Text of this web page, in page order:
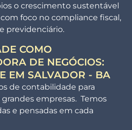
o crescimento sustentável
foco no compliance fiscal,
previdenciário.
COMO
DE NEGÓCIOS:
EM SALVADOR - BA
de contabilidade para
empresas. Temos
e pensadas em cada